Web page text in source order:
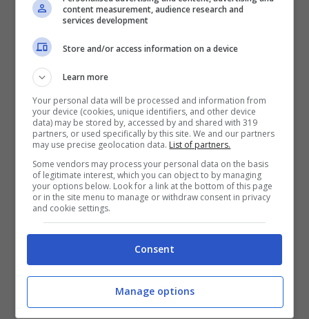
nervoso e può provocareconvulsioni o
paralisi.
per loro è
E poi c’è iltasso, un sempreverde che si
trova spesso nei giardini. Le sue bacche
loro interno sono pericolosissimi.Se
vengono masticati, rilascianouna tossina
gigaro scuro, che irrita la
bocca e la gola e può rendere difficile
respirare.
content measurement, audience research and
services development
Store and/or access information on a device
Learn more
Your personal data will be processed and information from
your device (cookies, unique identifiers, and other device
data) may be stored by, accessed by and shared with 319
partners, or used specifically by this site. We and our partners
may use precise geolocation data. List of partners.
Some vendors may process your personal data on the basis
of legitimate interest, which you can object to by managing
your options below. Look for a link at the bottom of this page
or in the site menu to manage or withdraw consent in privacy
and cookie settings.
Consent
Manage options